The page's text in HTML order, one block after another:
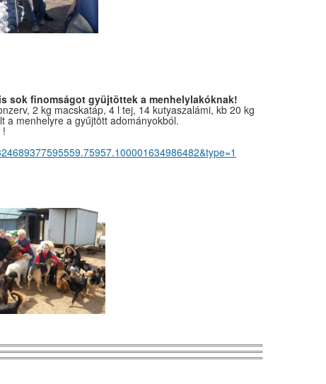
sok finomságot gyüjtöttek a menhelylakóknak!
2 kg macskatáp, 4 l tej, 14 kutyaszalámi, kb 20 kg
a menhelyre a gyűjtött adományokból.
!